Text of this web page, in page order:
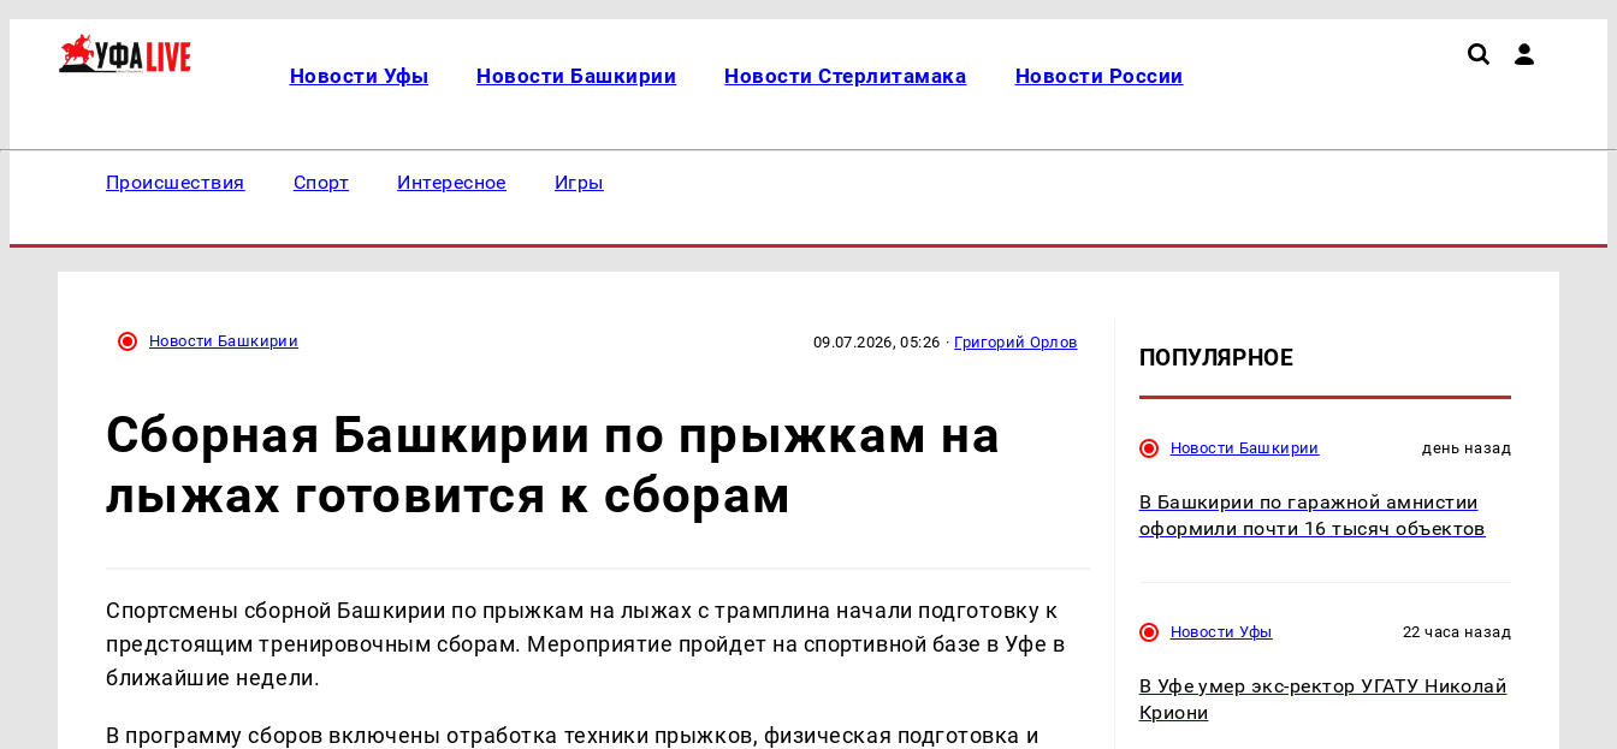
Новости Уфы Новости Башкирии Новости Стерлитамака Новости России
Происшествия Спорт Интересное Игры
Новости Башкирии 09.07.2026, 05:26 · Григорий Орлов
Сборная Башкирии по прыжкам на
лыжах готовится к сборам
Спортсмены сборной Башкирии по прыжкам на лыжах с трамплина начали подготовку к
предстоящим тренировочным сборам. Мероприятие пройдет на спортивной базе в Уфе в
ближайшие недели.
В программу сборов включены отработка техники прыжков, физическая подготовка и
ПОПУЛЯРНОЕ
Новости Башкирии день назад
В Башкирии по гаражной амнистии
оформили почти 16 тысяч объектов
Новости Уфы 22 часа назад
В Уфе умер экс-ректор УГАТУ Николай
Криони